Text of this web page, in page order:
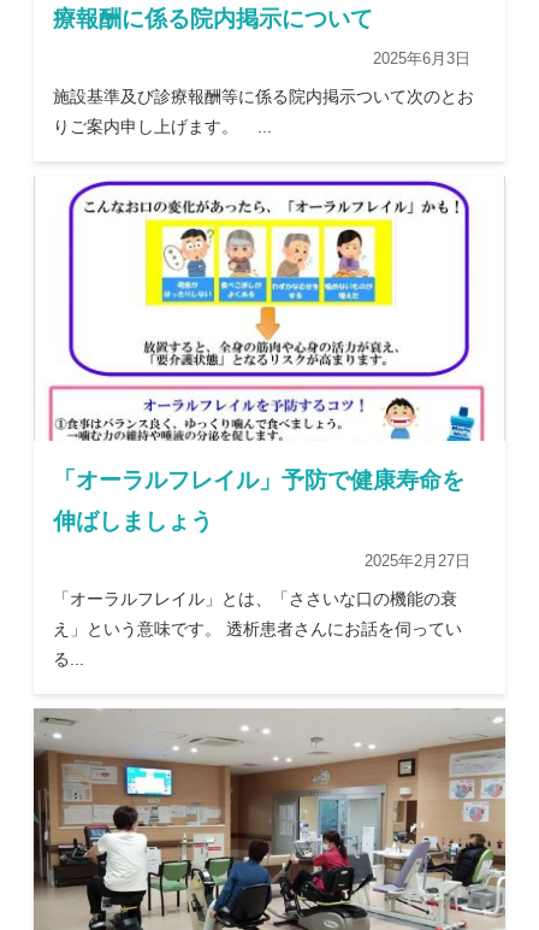
療報酬に係る院内掲示について
2025年6月3日
施設基準及び診療報酬等に係る院内掲示ついて次のとお
りご案内申し上げます。 ...
「オーラルフレイル」予防で健康寿命を
伸ばしましょう
2025年2月27日
「オーラルフレイル」とは、「ささいな口の機能の衰
え」という意味です。 透析患者さんにお話を伺ってい
る...